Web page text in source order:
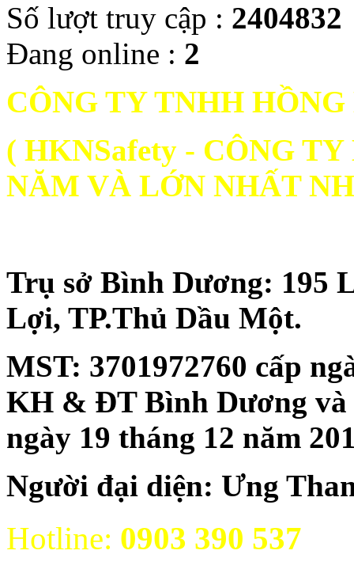
Số lượt truy cập : 2404832
Đang online : 2
CÔNG TY TNHH
( HKNSafety - CÔNG
NĂM VÀ LỚN NHẤT
Trụ sở Bình Dương: 195
Lợi, TP.Thủ Dầu Một.
MST: 3701972760 cấp
KH & ĐT Bình Dương
ngày 19 tháng 12 năm
Người đại diện: Ưng
Hotline: 0903 390 537